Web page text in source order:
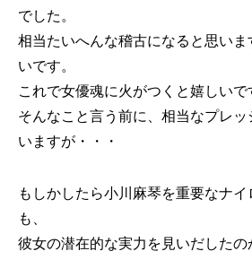
でした。
相当たいへんな稽古になると思いま
いです。
これで女優魂に火がつくと嬉しいで
そんなこと言う前に、相当なプレ
いますが・・・
もしかしたら小川麻琴を重要なナ
も、
彼女の潜在的な実力を見いだしたの